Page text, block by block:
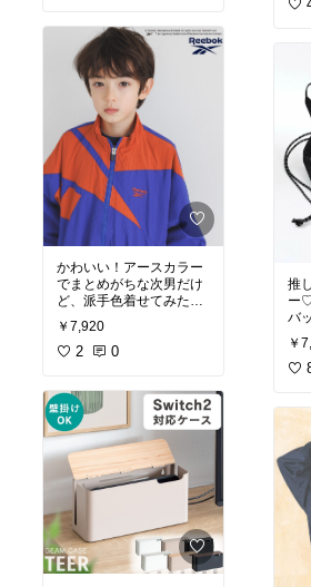
#あったら便利 #小学生
かわいい！アースカラー
でまとめがちな次男だけ
ど、派手色着せてみたい
り合うかもしれない
￥7,920
2 0
推
ー
バ
時
￥